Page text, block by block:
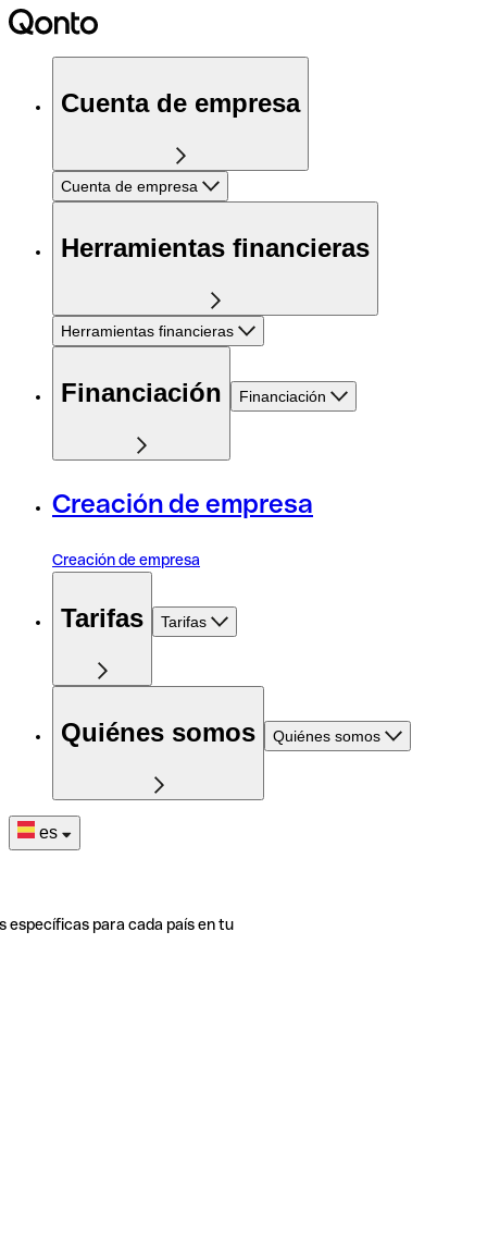
Cuenta de empresa
Cuenta de empresa
Herramientas financieras
Herramientas financieras
Financiación Financiación
Creación de empresa
Creación de empresa
Tarifas Tarifas
Quiénes somos Quiénes somos
es
específicas para cada país en tu